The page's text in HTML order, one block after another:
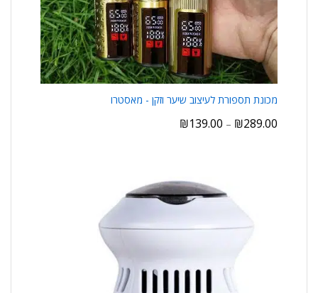
מכונת תספורת לעיצוב שיער וזקן - מאסטרו
₪139.00 – ₪289.00